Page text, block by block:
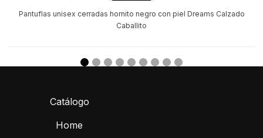
Pantuflas unisex cerradas hornito negro con piel Dreams Calzado
Caballito
Catálogo
Home